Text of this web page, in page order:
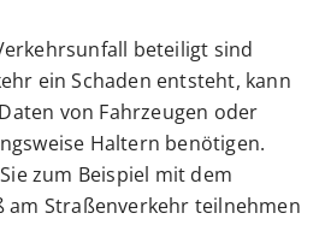
beteiligt sind
ein Schaden entsteht, kann
von Fahrzeugen oder
Haltern benötigen.
zum Beispiel mit dem
am Straßenverkehr teilnehmen.